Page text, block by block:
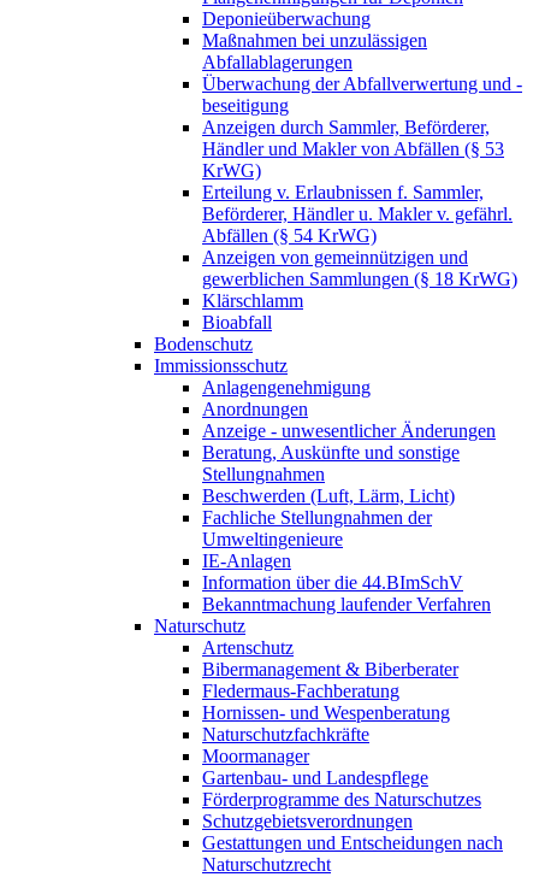
Deponieüberwachung
Maßnahmen bei unzulässigen
Abfallablagerungen
Überwachung der Abfallverwertung und -
beseitigung
Anzeigen durch Sammler, Beförderer,
Händler und Makler von Abfällen (§ 53
KrWG)
Erteilung v. Erlaubnissen f. Sammler,
Beförderer, Händler u. Makler v. gefährl.
Abfällen (§ 54 KrWG)
Anzeigen von gemeinnützigen und
gewerblichen Sammlungen (§ 18 KrWG)
Klärschlamm
Bioabfall
Bodenschutz
Immissionsschutz
Anlagengenehmigung
Anordnungen
Anzeige - unwesentlicher Änderungen
Beratung, Auskünfte und sonstige
Stellungnahmen
Beschwerden (Luft, Lärm, Licht)
Fachliche Stellungnahmen der
Umweltingenieure
IE-Anlagen
Information über die 44.BImSchV
Bekanntmachung laufender Verfahren
Naturschutz
Artenschutz
Bibermanagement & Biberberater
Fledermaus-Fachberatung
Hornissen- und Wespenberatung
Naturschutzfachkräfte
Moormanager
Gartenbau- und Landespflege
Förderprogramme des Naturschutzes
Schutzgebietsverordnungen
Gestattungen und Entscheidungen nach
Naturschutzrecht